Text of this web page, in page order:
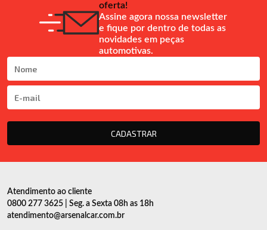
oferta!
Assine agora nossa newsletter
e fique por dentro de todas as
novidades em peças
automotivas.
CADASTRAR
Atendimento ao cliente
0800 277 3625 | Seg. a Sexta 08h as 18h
atendimento@arsenalcar.com.br